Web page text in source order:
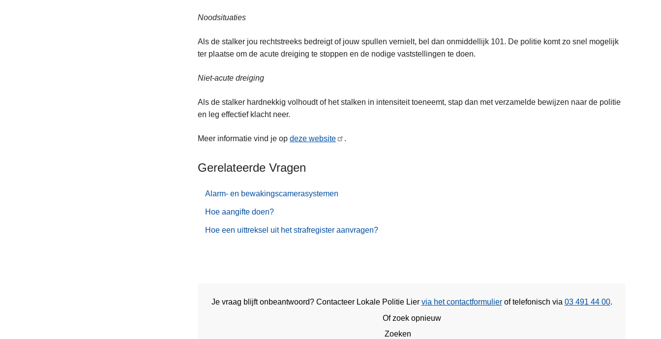
Noodsituaties
Als de stalker jou rechtstreeks bedreigt of jouw spullen vernielt, bel dan onmiddellijk 101. De politie komt zo snel mogelijk
ter plaatse om de acute dreiging te stoppen en de nodige vaststellingen te doen.
Niet-acute dreiging
Als de stalker hardnekkig volhoudt of het stalken in intensiteit toeneemt, stap dan met verzamelde bewijzen naar de politie
en leg effectief klacht neer.
Meer informatie vind je op deze website .
Gerelateerde Vragen
Alarm- en bewakingscamerasystemen
Hoe aangifte doen?
Hoe een uittreksel uit het strafregister aanvragen?
Je vraag blijft onbeantwoord? Contacteer Lokale Politie Lier via het contactformulieroftelefonisch via 03 491 44 00.
Of zoek opnieuw
Zoeken